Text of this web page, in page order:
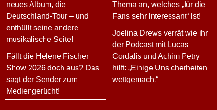
neues Album, die
Deutschland-Tour – und
enthüllt seine andere
musikalische Seite!
Fällt die Helene Fischer
Show 2026 doch aus? Das
sagt der Sender zum
Mediengerücht!
Thema an, welches „für die
Fans sehr interessant“ ist!
Joelina Drews verrät wie ihr
der Podcast mit Lucas
Cordalis und Achim Petry
hilft: „Einige Unsicherheiten
wettgemacht“